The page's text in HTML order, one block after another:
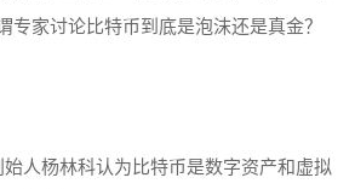
专家讨论比特币到底是泡沫还是真金？
人杨林科认为比特币是数字资产和虚拟